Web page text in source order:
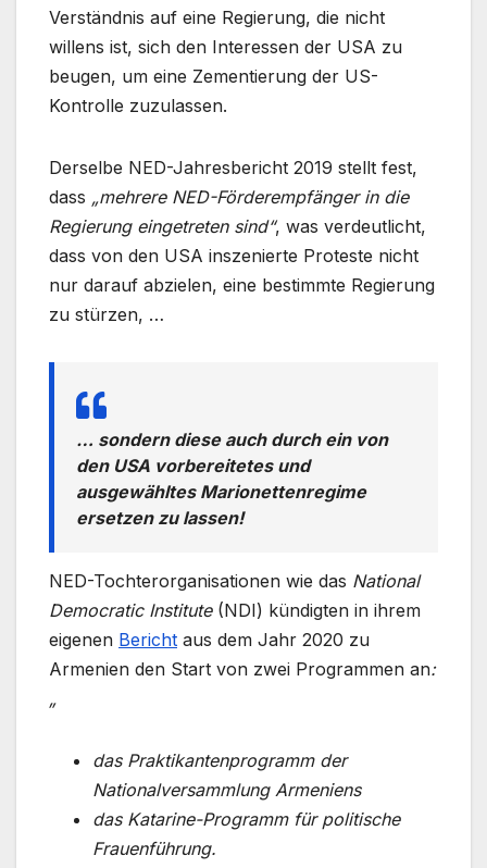
Verständnis auf eine Regierung, die nicht
willens ist, sich den Interessen der USA zu
beugen, um eine Zementierung der US-
Kontrolle zuzulassen.
Derselbe NED-Jahresbericht 2019 stellt fest,
dass „mehrere NED-Förderempfänger in die
Regierung eingetreten sind“, was verdeutlicht,
dass von den USA inszenierte Proteste nicht
nur darauf abzielen, eine bestimmte Regierung
zu stürzen, …
… sondern diese auch durch ein von
den USA vorbereitetes und
ausgewähltes Marionettenregime
ersetzen zu lassen!
NED-Tochterorganisationen wie das National
Democratic Institute(NDI) kündigten in ihrem
eigenen Bericht aus dem Jahr 2020 zu
Armenien den Start von zwei Programmen an:
„
das Praktikantenprogramm der
Nationalversammlung Armeniens
das Katarine-Programm für politische
Frauenführung.